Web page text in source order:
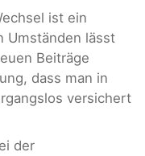
ist ein
Umständen lässt
Beiträge
dass man in
versichert
der